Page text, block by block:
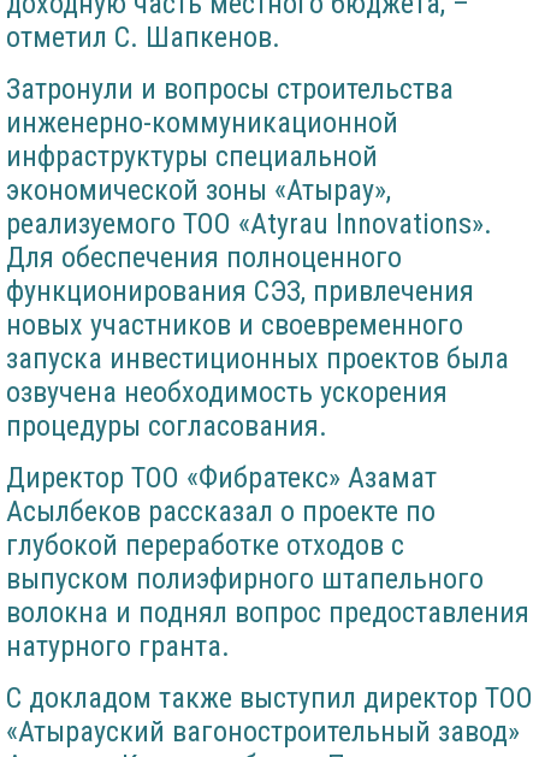
отметил С. Шапкенов.
Затронули и вопросы строительства
инженерно-коммуникационной
инфраструктуры специальной
экономической зоны «Атырау»,
реализуемого ТОО «Atyrau Innovations».
Для обеспечения полноценного
функционирования СЭЗ, привлечения
новых участников и своевременного
запуска инвестиционных проектов была
озвучена необходимость ускорения
процедуры согласования.
Директор ТОО «Фибратекс» Азамат
Асылбеков рассказал о проекте по
глубокой переработке отходов с
выпуском полиэфирного штапельного
волокна и поднял вопрос предоставления
натурного гранта.
С докладом также выступил директор ТОО
«Атырауский вагоностроительный завод»